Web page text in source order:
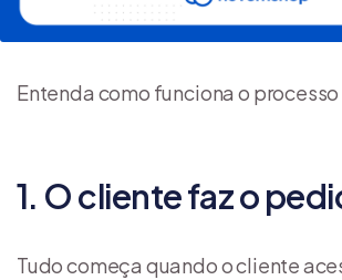
Entenda como funciona o
1. O cliente faz o
Tudo começa quando o cliente